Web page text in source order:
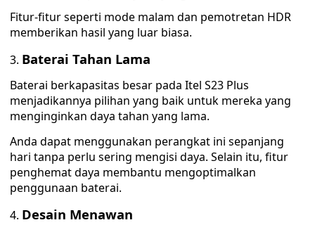
Fitur-fitur seperti mode malam dan pemotretan HDR
memberikan hasil yang luar biasa.
Baterai Tahan Lama
Baterai berkapasitas besar pada Itel S23 Plus
menjadikannya pilihan yang baik untuk mereka yang
menginginkan daya tahan yang lama.
Anda dapat menggunakan perangkat ini sepanjang
hari tanpa perlu sering mengisi daya. Selain itu, fitur
penghemat daya membantu mengoptimalkan
penggunaan baterai.
Desain Menawan